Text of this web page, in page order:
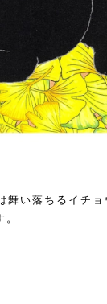
舞い落ちるイチ